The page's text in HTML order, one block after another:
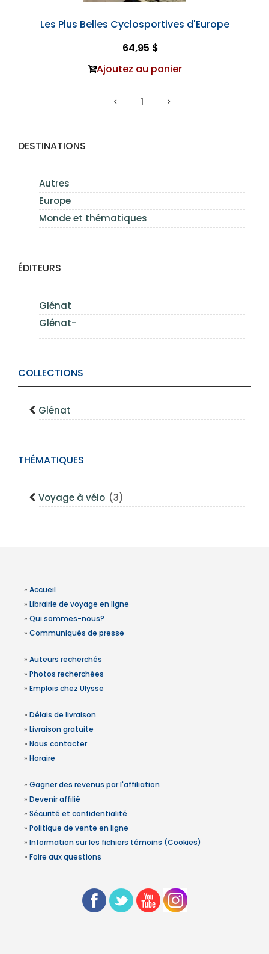
DESTINATIONS
Autres
Europe
Monde et thématiques
ÉDITEURS
Glénat
Glénat-
COLLECTIONS
Glénat
THÉMATIQUES
Voyage à vélo (3)
Les Plus Belles Cyclosportives d'Europe
64,95 $
Ajoutez au panier
1
» Accueil
» Librairie de voyage en ligne
» Qui sommes-nous?
» Communiqués de presse
» Auteurs recherchés
» Photos recherchées
» Emplois chez Ulysse
» Délais de livraison
» Livraison gratuite
» Nous contacter
» Horaire
» Gagner des revenus par l'affiliation
» Devenir affilié
» Sécurité et confidentialité
» Politique de vente en ligne
» Information sur les fichiers témoins (Cookies)
» Foire aux questions